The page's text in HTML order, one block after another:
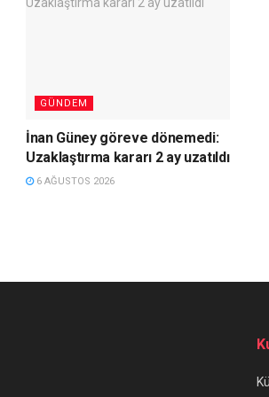
GÜNDEM
İnan Güney göreve dönemedi:
Uzaklaştırma kararı 2 ay uzatıldı
6 AĞUSTOS 2026